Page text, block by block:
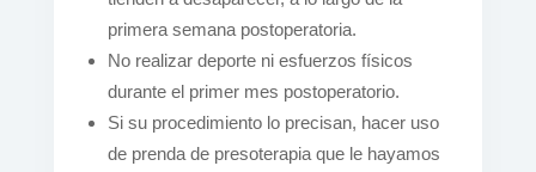
primera semana postoperatoria.
No realizar deporte ni esfuerzos físicos
durante el primer mes postoperatorio.
Si su procedimiento lo precisan, hacer uso
de prenda de presoterapia que le hayamos